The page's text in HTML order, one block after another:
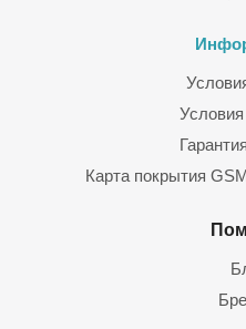
Карта покрытия